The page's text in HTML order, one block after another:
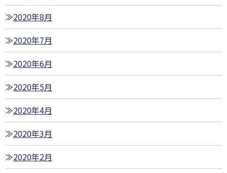
2020年8月
2020年7月
2020年6月
2020年5月
2020年4月
2020年3月
2020年2月